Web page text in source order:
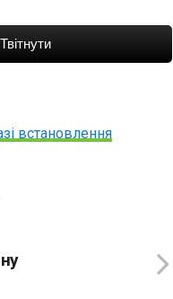
Твітнути
встановлення